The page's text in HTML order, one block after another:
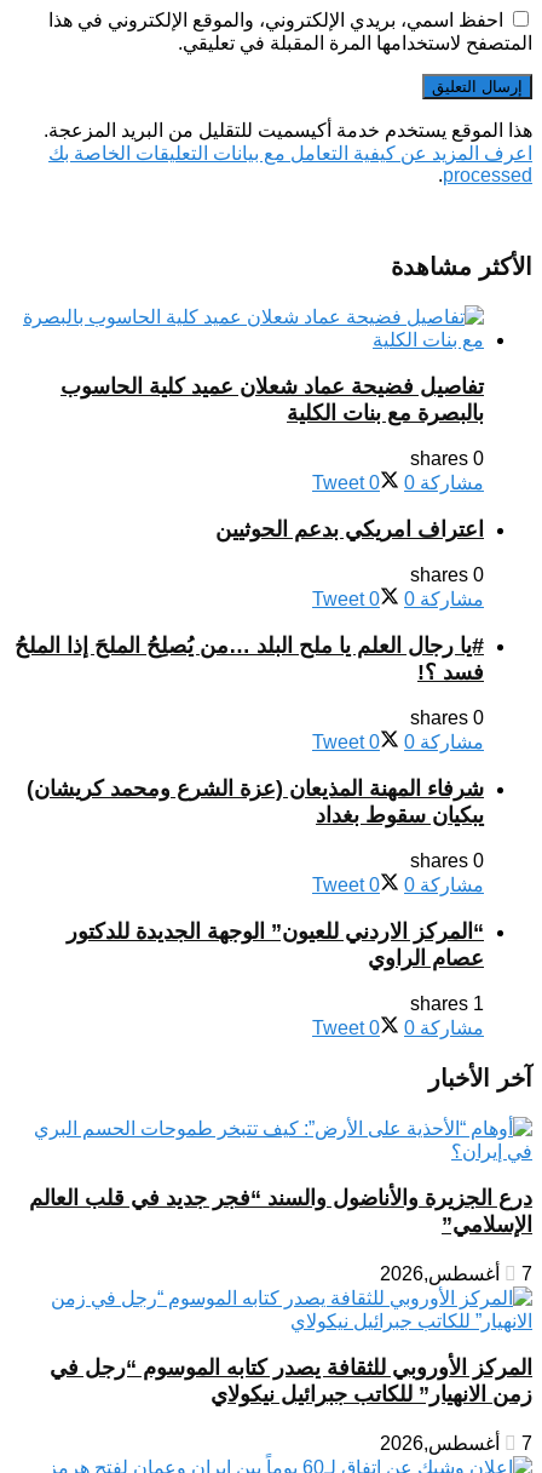
احفظ اسمي، بريدي الإلكتروني، والموقع الإلكتروني في هذا
المتصفح لاستخدامها المرة المقبلة في تعليقي.
هذا الموقع يستخدم خدمة أكيسميت للتقليل من البريد المزعجة.
اعرف المزيد عن كيفية التعامل مع بيانات التعليقات الخاصة بك
processed
.
الأكثر مشاهدة
تفاصيل فضيحة عماد شعلان عميد كلية الحاسوب
بالبصرة مع بنات الكلية
0 shares
مشاركة 0
Tweet 0
اعتراف امريكي بدعم الحوثيين
0 shares
مشاركة 0
Tweet 0
#يا رجال العلم يا ملح البلد …من يُصلِحُ الملحَ إذا الملحُ
فسد ؟!
0 shares
مشاركة 0
Tweet 0
شرفاء المهنة المذيعان (عزة الشرع ومحمد كريشان)
يبكيان سقوط بغداد
0 shares
مشاركة 0
Tweet 0
“المركز الاردني للعيون” الوجهة الجديدة للدكتور
عصام الراوي
1 shares
مشاركة 0
Tweet 0
آخر الأخبار
درع الجزيرة والأناضول والسند “فجر جديد في قلب العالم
الإسلامي”
7 أغسطس,2026
المركز الأوروبي للثقافة يصدر كتابه الموسوم “رجل في
زمن الانهيار” للكاتب جبرائيل نيكولاي
7 أغسطس,2026